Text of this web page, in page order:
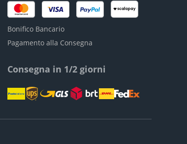
Bonifico Bancario
Pagamento alla Consegna
Consegna in 1/2 giorni